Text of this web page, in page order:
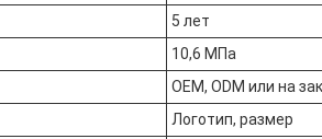
5 лет
10,6 МПа
OEM, ODM или на
Логотип, размер